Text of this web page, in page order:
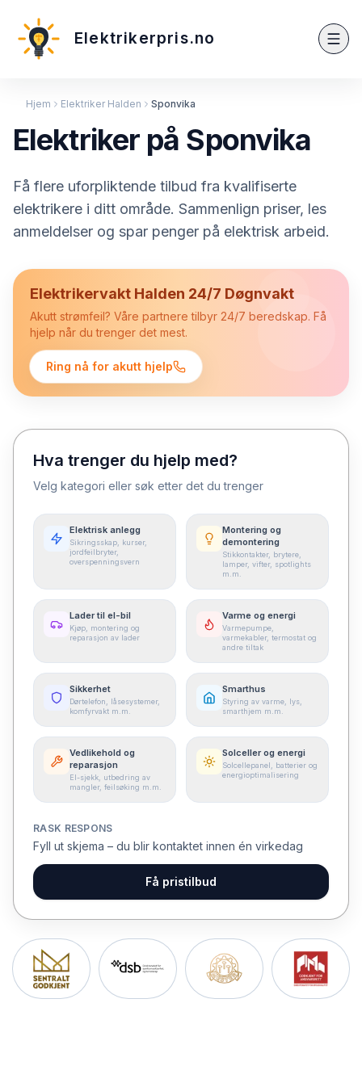
Elektrikerpris.no
Hjem Elektriker Halden Sponvika
Elektriker på Sponvika
Få flere uforpliktende tilbud fra kvalifiserte
elektrikere i ditt område. Sammenlign priser, les
anmeldelser og spar penger på elektrisk arbeid.
Elektrikervakt Halden 24/7 Døgnvakt
Akutt strømfeil? Våre partnere tilbyr 24/7 beredskap. Få
hjelp når du trenger det mest.
Ring nå for akutt hjelp
Hva trenger du hjelp med?
Velg kategori eller søk etter det du trenger
Elektrisk anlegg
Sikringsskap, kurser,
jordfeilbryter,
overspenningsvern
Montering og
demontering
Stikkontakter, brytere,
lamper, vifter, spotlights
m.m.
Lader til el-bil
Kjøp, montering og
reparasjon av lader
Varme og energi
Varmepumpe,
varmekabler, termostat og
andre tiltak
Sikkerhet
Dørtelefon, låsesystemer,
komfyrvakt m.m.
Smarthus
Styring av varme, lys,
smarthjem m.m.
Vedlikehold og
reparasjon
El-sjekk, utbedring av
mangler, feilsøking m.m.
Solceller og energi
Solcellepanel, batterier og
energioptimalisering
RASK RESPONS
Fyll ut skjema – du blir kontaktet innen én virkedag
Få pristilbud